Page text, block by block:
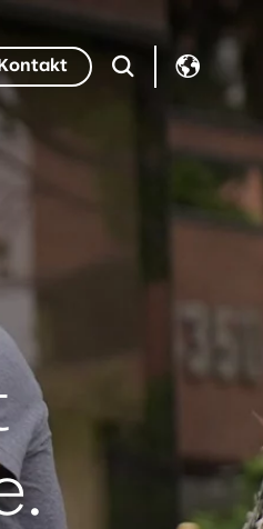
Kontakt